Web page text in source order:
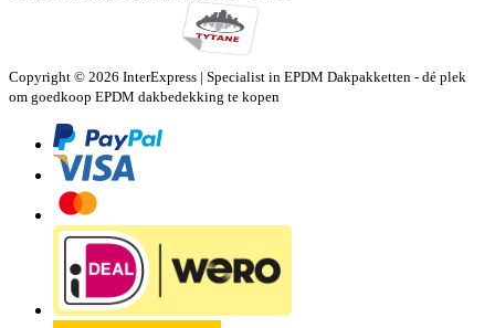
Copyright © 2026 InterExpress | Specialist in EPDM Dakpakketten - dé plek
om goedkoop EPDM dakbedekking te kopen